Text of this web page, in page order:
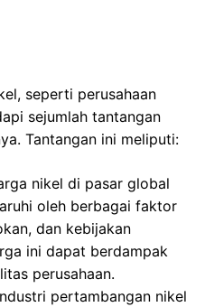
seperti perusahaan
sejumlah tantangan
Tantangan ini meliputi:
nikel di pasar global
oleh berbagai faktor
dan kebijakan
ini dapat berdampak
perusahaan.
pertambangan nikel